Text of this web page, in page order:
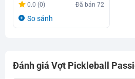
là:
tại
0.0 (0) Đã bán72
So sánh
Đánh giá Vợt Pickleball